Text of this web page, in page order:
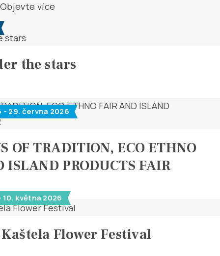
Objevte více
the stars
- 29. června 2026
OF TRADITION, ECO ETHNO
ISLAND PRODUCTS FAIR
května 2026
Flower Festival